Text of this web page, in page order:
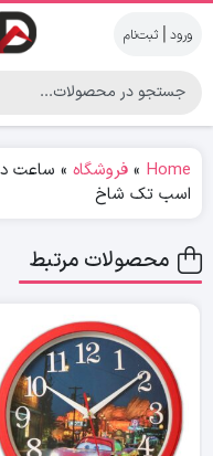
|
Home
» فروشگاه » ساعت
اسب تک شاخ
محصولات مرتبط